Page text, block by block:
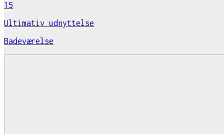
15
Ultimativ udnyttelse
Badeværelse